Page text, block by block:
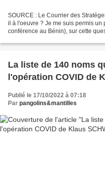
SOURCE : Le Courrier des
il à l'oeuvre ? Je me suis permis un
conférence au Bénin), sur cette
La liste de 140 noms
l'opération COVID de
Publié le 17/10/2022 à 07:18
Par pangolins&mantilles